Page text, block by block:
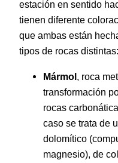
estación en sentido
tienen diferente
que ambas están
tipos de rocas distintas:
Mármol, roca
transformación
rocas
caso se trata de
dolomítico
magnesio), de